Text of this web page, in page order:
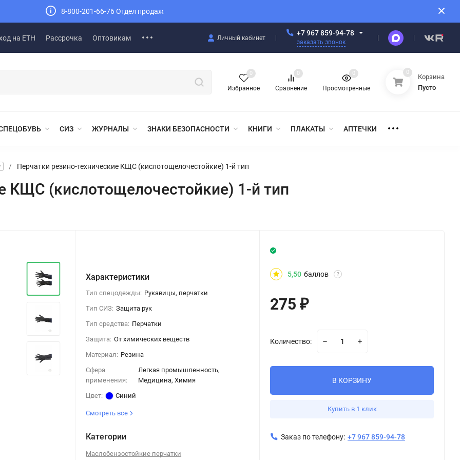
8-800-201-66-76 Отдел продаж
на ЕТН Рассрочка Оптовикам Личный кабинет
+7 967 859-94-78
заказать звонок
Избранное
0
Сравнение
0
Просмотренные
0 0
Корзина
Пусто
СИЗ ЖУРНАЛЫ ЗНАКИ БЕЗОПАСНОСТИ КНИГИ ПЛАКАТЫ АПТЕЧКИ
/ Перчатки резино-технические КЩС (кислотощелочестойкие) 1-й тип
КЩС (кислотощелочестойкие) 1-й тип
Характеристики
Тип спецодежды: Рукавицы, перчатки
Тип СИЗ: Защита рук
Тип средства: Перчатки
Защита: От химических веществ
Материал: Резина
Сфера
применения:
Легкая промышленность,
Медицина, Химия
Цвет:
Синий
Смотреть все
Категории
Маслобензостойкие перчатки
5,50 баллов ?
275₽
Количество:
В КОРЗИНУ
Купить в 1 клик
Заказ по телефону: +7 967 859-94-78